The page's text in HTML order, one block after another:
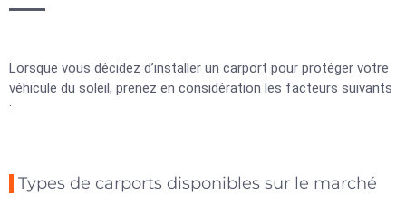
Lorsque vous décidez d’installer un carport pour protéger votre
véhicule du soleil, prenez en considération les facteurs suivants
:
Types de carports disponibles sur le marché